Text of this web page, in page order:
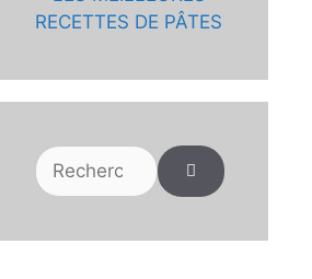
Rechercher :